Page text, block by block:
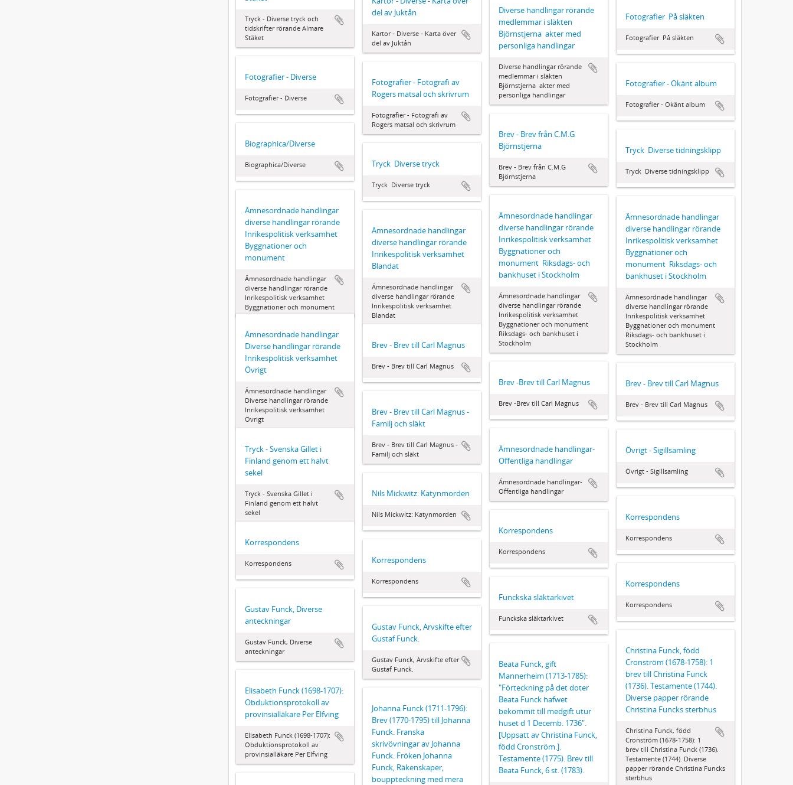
Tryck - Diverse tryck och
tidskrifter rörande Almare
Stäket
del av Juktån
Kartor - Diverse - Karta över
del av Juktån
Diverse handlingar rörande
medlemmar i släkten
Björnstjerna  akter med
personliga handlingar
Diverse handlingar rörande
medlemmar i släkten
Björnstjerna  akter med
personliga handlingar
Fotografier  På släkten
Fotografier  På släkten
Fotografier - Diverse
Fotografier - Diverse
Fotografier - Fotografi av
Rogers matsal och skrivrum
Fotografier - Fotografi av
Rogers matsal och skrivrum
Fotografier - Okänt album
Fotografier - Okänt album
Brev - Brev från C.M.G
Björnstjerna
Brev - Brev från C.M.G
Björnstjerna
Biographica/Diverse
Biographica/Diverse
Tryck  Diverse tidningsklipp
Tryck  Diverse tidningsklipp
Tryck  Diverse tryck
Tryck  Diverse tryck
Ämnesordnade handlingar 
diverse handlingar rörande
Inrikespolitisk verksamhet 
Byggnationer och
monument
Ämnesordnade handlingar 
diverse handlingar rörande
Inrikespolitisk verksamhet 
Byggnationer och monument
Ämnesordnade handlingar 
diverse handlingar rörande
Inrikespolitisk verksamhet 
Byggnationer och
monument  Riksdags- och
bankhuset i Stockholm
Ämnesordnade handlingar 
diverse handlingar rörande
Inrikespolitisk verksamhet 
Byggnationer och monument 
Riksdags- och bankhuset i
Stockholm
Ämnesordnade handlingar 
diverse handlingar rörande
Inrikespolitisk verksamhet 
Byggnationer och
monument  Riksdags- och
bankhuset i Stockholm
Ämnesordnade handlingar 
diverse handlingar rörande
Inrikespolitisk verksamhet 
Byggnationer och monument 
Riksdags- och bankhuset i
Stockholm
Ämnesordnade handlingar 
diverse handlingar rörande
Inrikespolitisk verksamhet 
Blandat
Ämnesordnade handlingar 
diverse handlingar rörande
Inrikespolitisk verksamhet 
Blandat
Ämnesordnade handlingar 
Diverse handlingar rörande
Inrikespolitisk verksamhet 
Övrigt
Ämnesordnade handlingar 
Diverse handlingar rörande
Inrikespolitisk verksamhet 
Övrigt
Brev - Brev till Carl Magnus
Brev - Brev till Carl Magnus
Brev -Brev till Carl Magnus
Brev -Brev till Carl Magnus
Brev - Brev till Carl Magnus
Brev - Brev till Carl Magnus
Brev - Brev till Carl Magnus -
Familj och släkt
Brev - Brev till Carl Magnus -
Familj och släkt
Tryck - Svenska Gillet i
Finland genom ett halvt
sekel
Tryck - Svenska Gillet i
Finland genom ett halvt
sekel
Ämnesordnade handlingar-
Offentliga handlingar
Ämnesordnade handlingar-
Offentliga handlingar
Övrigt - Sigillsamling
Övrigt - Sigillsamling
Nils Mickwitz: Katynmorden
Nils Mickwitz: Katynmorden Korrespondens
Korrespondens
Korrespondens
Korrespondens
Korrespondens
Korrespondens Korrespondens
Korrespondens Korrespondens
Korrespondens
Funckska släktarkivet
Funckska släktarkivet
Gustav Funck, Diverse
anteckningar
Gustav Funck, Diverse
anteckningar
Gustav Funck, Arvskifte efter
Gustaf Funck.
Gustav Funck, Arvskifte efter
Gustaf Funck.
Christina Funck, född
Cronström (1678-1758): 1
brev till Christina Funck
(1736). Testamente (1744).
Diverse papper rörande
Christina Funcks sterbhus
Christina Funck, född
Cronström (1678-1758): 1
brev till Christina Funck (1736).
Testamente (1744). Diverse
papper rörande Christina Funcks
sterbhus
Beata Funck, gift
Mannerheim (1713-1785):
"Förteckning på det doter
Beata Funck hafwet
bekommit till medgift utur
huset d 1 Decemb. 1736".
[Uppsatt av Christina Funck,
född Cronström.].
Testamente (1775). Brev till
Beata Funck, 6 st. (1783).
Elisabeth Funck (1698-1707):
Obduktionsprotokoll av
provinsialläkare Per Elfving
Elisabeth Funck (1698-1707):
Obduktionsprotokoll av
provinsialläkare Per Elfving
Johanna Funck (1711-1796):
Brev (1770-1795) till Johanna
Funck. Franska
skrivövningar av Johanna
Funck. Fröken Johanna
Funck, Räkenskaper,
bouppteckning med mera